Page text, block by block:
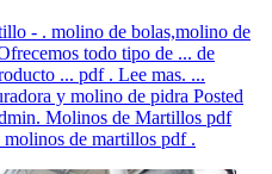
- . molino de bolas,molino de
todo tipo de ... de
... pdf . Lee mas. ...
y molino de pidra Posted
Molinos de Martillos pdf
de martillos pdf .